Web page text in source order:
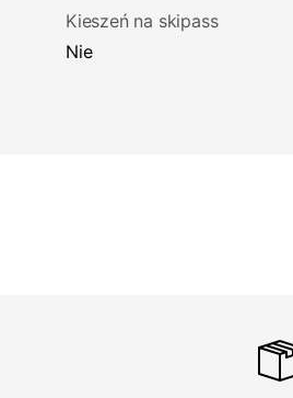
Kieszeń na skipass
Nie